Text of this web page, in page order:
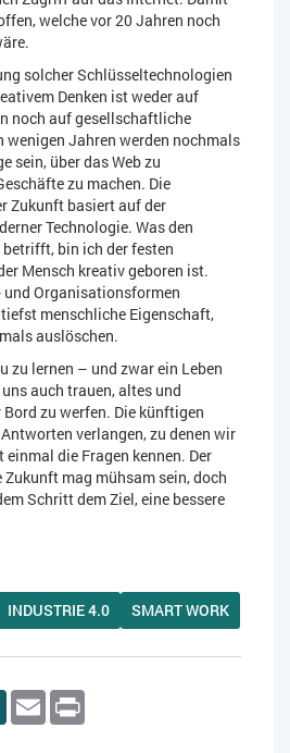
welche vor 20 Jahren noch
solcher Schlüsseltechnologien
Denken ist weder auf
noch auf gesellschaftliche
wenigen Jahren werden nochmals
sein, über das Web zu
zu machen. Die
Zukunft basiert auf der
Technologie. Was den
bin ich der festen
Mensch kreativ geboren ist.
und Organisationsformen
menschliche Eigenschaft,
auslöschen.
zu lernen – und zwar ein Leben
auch trauen, altes und
zu werfen. Die künftigen
verlangen, zu denen wir
die Fragen kennen. Der
mag mühsam sein, doch
Schritt dem Ziel, eine bessere
INDUSTRIE 4.0 SMART WORK
XING Email